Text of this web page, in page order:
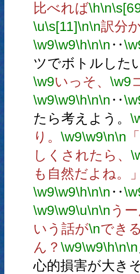
比べれば\h\n
\u\s[11]\n\n訳分
\w9\w9\h\n\n ‥
ツでボトルした
\w9いっそ、 \w9
\w9\w9\h\n\n ‥
たら考えよう。
り。 \w9\w9\n\n
しくされたら、
も自然だよね。
\w9\w9\h\n\n ‥
\w9\w9\u\n\n う
いう話が\nでき
ん？ \w9\w9\h\n\n
心的損害が大き